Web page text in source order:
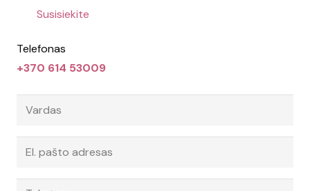
Susisiekite
Telefonas
+370 614 53009